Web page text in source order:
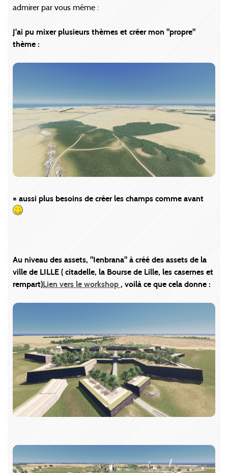
admirer par vous même :
J'ai pu mixer plusieurs thèmes et créer mon "propre"
thème :
= aussi plus besoins de créer les champs comme avant
Au niveau des assets, "Ienbrana" à créé des assets de la
ville de LILLE ( citadelle, la Bourse de Lille, les casernes et
rempart)Lien vers le workshop , voilà ce que cela donne :